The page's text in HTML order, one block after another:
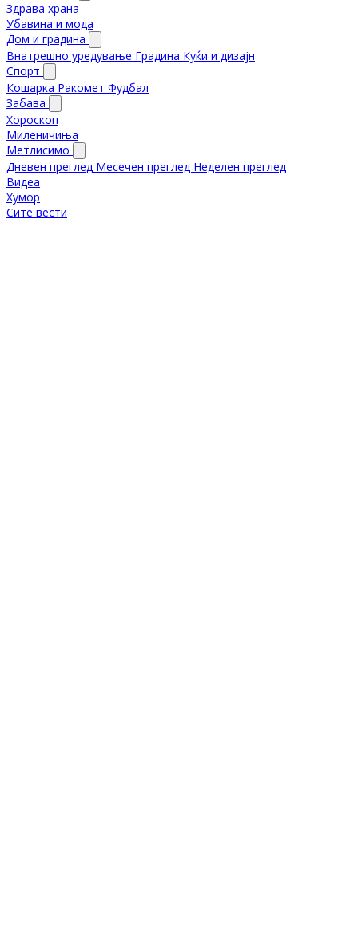
Здрава храна
Убавина и мода
Дом и градина
Внатрешно уредување Градина Куќи и дизајн
Спорт
Кошарка Ракомет Фудбал
Забава
Хороскоп
Миленичиња
Метлисимо
Дневен преглед Месечен преглед Неделен преглед
Видеа
Хумор
Сите вести